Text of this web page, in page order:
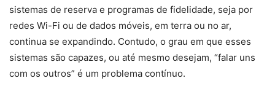
sistemas de reserva e programas de fidelidade, seja por
redes Wi-Fi ou de dados móveis, em terra ou no ar,
continua se expandindo. Contudo, o grau em que esses
sistemas são capazes, ou até mesmo desejam, “falar uns
com os outros” é um problema contínuo.